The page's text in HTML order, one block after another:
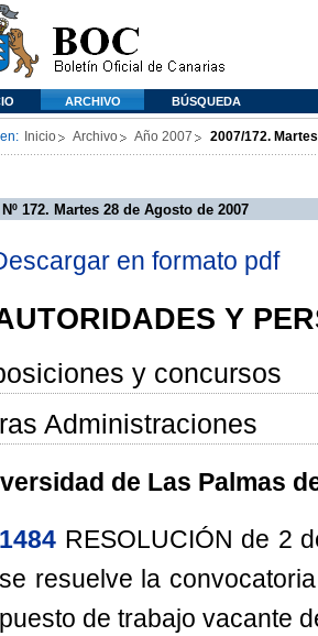
ARCHIVO BÚSQUEDA
Inicio Archivo Año 2007 2007/172.
Nº 172. Martes 28 de Agosto de 2007
en formato pdf
Y
y concursos
Administraciones
de Las Palmas
1484 RESOLUCIÓN de 2
se resuelve la
puesto de trabajo vacante